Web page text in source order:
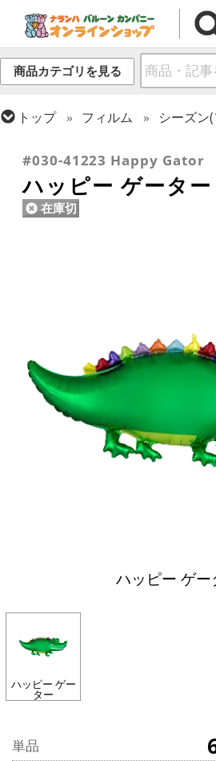
商品カテゴリを見る
トップ フィルム シーズン
#030-41223 Happy Gator
ハッピー ゲーター
在庫切
ハッピー ゲー
ハッピー ゲー
ター
単品